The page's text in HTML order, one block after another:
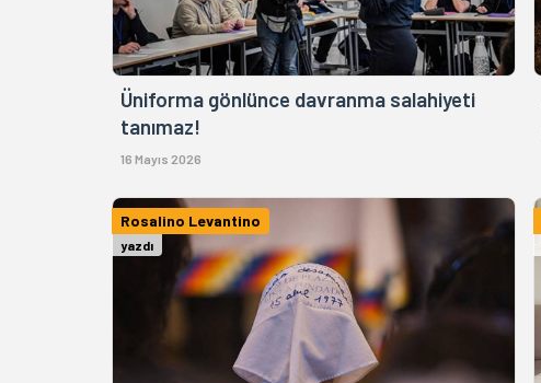
Üniforma gönlünce davranma salahiyeti
tanımaz!
16 Mayıs 2026
Rosalino Levantino
yazdı